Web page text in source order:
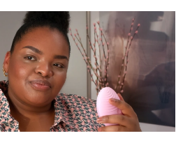
Ожидаемая дата доставки
8/12/26
Ожидаемая дата доставки
8/10/26
Ожидаемая дата доставки
8/10/26